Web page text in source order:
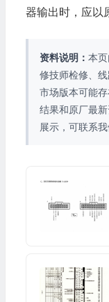
器输出时，应以
资料说明： 本
修技师检修、
市场版本可能
结果和原厂最
展示，可联系我